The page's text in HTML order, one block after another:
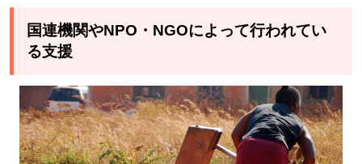
国連機関やNPO・NGOによって行われてい
る支援